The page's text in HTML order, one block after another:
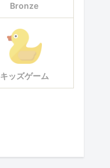
Bronze
キッズゲーム